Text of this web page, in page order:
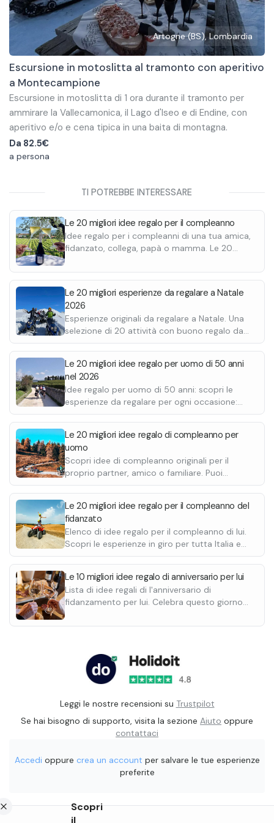
tipica in baita composta da antipasti di prodotti locali,
primo, secondo, dolce, acqua e caffè per ogni persona.
Bevande sono incluse.
In caso di allergie o intolleranze contattare con anticipo, una
volta confermata la prenotazione, la struttura direttamente.
Artogne (BS), Lombardia
Escursione in motoslitta al tramonto con aperitivo
a Montecampione
Escursione in motoslitta di 1 ora durante il tramonto per
ammirare la Vallecamonica, il Lago d'Iseo e di Endine, con
aperitivo e/o e cena tipica in una baita di montagna.
L'orario di inizio varia a seconda della stagione, ma non si può
garantire di arrivare sempre al punto panoramico all'orario
Tour solo aperitivo
istruzioni su come guidare la motoslitta, si parte poi per
un'escursione di 1 ora in fila indiana dietro la guida esperta,
concludendo con un aperitivo in baita.
Tour aperitivo e cena
Si inizia con un briefing in cui vi verranno fornite le istruzioni
su come guidare la motoslitta, si parte poi per un'escursione
di 1 ora seguendo la guida esperta.
Si farà poi un aperitivo al tramonto, seguito da una cena
tipica in baita composta da antipasti di prodotti locali,
primo, secondo, dolce, acqua e caffè per ogni persona.
Bevande sono incluse.
In caso di allergie o intolleranze contattare con anticipo, una
volta confermata la prenotazione, la struttura direttamente.
Da 82.5€
a persona
TI POTREBBE INTERESSARE
Le 20 migliori idee regalo per il compleanno
Idee regalo per i compleanni di una tua amica,
fidanzato, collega, papà o mamma. Le 20
personalizzare
Le 20 migliori esperienze da regalare a Natale
2026
Esperienze originali da regalare a Natale. Una
selezione di 20 attività con buono regalo da
stampare e personalizzare.
Le 20 migliori idee regalo per uomo di 50 anni
nel 2026
Idee regalo per uomo di 50 anni: scopri le
esperienze da regalare per ogni occasione:
passeggiate a cavallo, degustazioni di vino,
cene in baita perfette per compleanno,
anniversario o Natale.
Le 20 migliori idee regalo di compleanno per
uomo
Scopri idee di compleanno originali per il
proprio partner, amico o familiare. Puoi
scegliere tra attività più adrenaliniche come
un giro in motoslitta o quad oppure
esperienze più tranquille come le degustazioni
di vini.
Le 20 migliori idee regalo per il compleanno del
fidanzato
Elenco di idee regalo per il compleanno di lui.
Scopri le esperienze in giro per tutta Italia e
regalagli un'esperienza indimenticabile.
Le 10 migliori idee regalo di anniversario per lui
Lista di idee regali di l'anniversario di
fidanzamento per lui. Celebra questo giorno
indimenticabile e personalizzala con un
Leggi le nostre recensioni su Trustpilot
Se hai bisogno di supporto, visita la sezione Aiuto oppure
contattaci
Accedi oppure crea un account per salvare le tue esperienze
preferite
Scopri
il